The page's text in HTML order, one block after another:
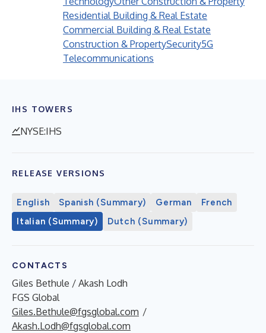
Residential Building & Real Estate
Commercial Building & Real Estate
Construction & PropertySecurity5G
Telecommunications
IHS TOWERS
NYSE:IHS
RELEASE VERSIONS
English Spanish (Summary) German
French
Italian (Summary)
Dutch (Summary)
CONTACTS
Giles Bethule / Akash Lodh
FGS Global
Giles.Bethule@fgsglobal.com /
Akash.Lodh@fgsglobal.com